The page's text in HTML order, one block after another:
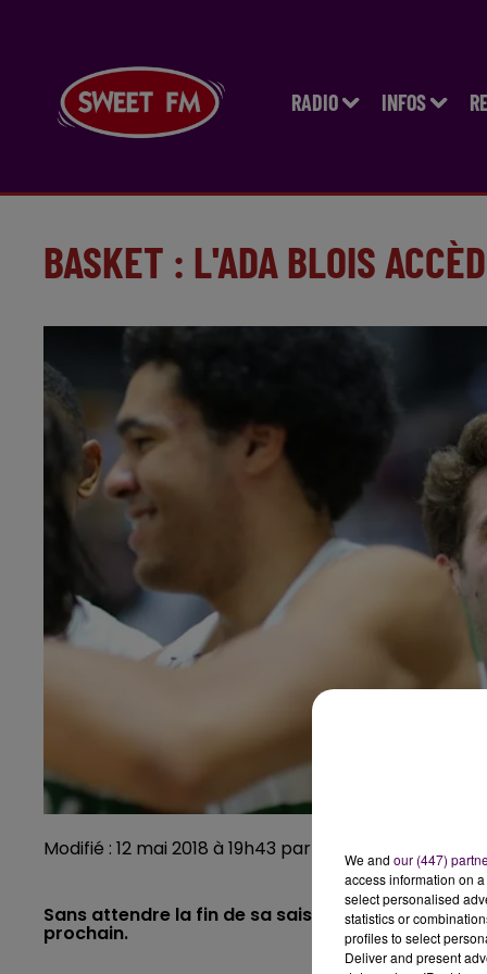
RADIO INFOS
BASKET : L'ADA BLOIS
Modifié : 12 mai 2018 à 19h43 par Emilien Borderie
Sans attendre la fin de sa saison de Pro B,
prochain.
We and our (447)
access information on
select personalised
statistics or
profiles to select
Deliver and present